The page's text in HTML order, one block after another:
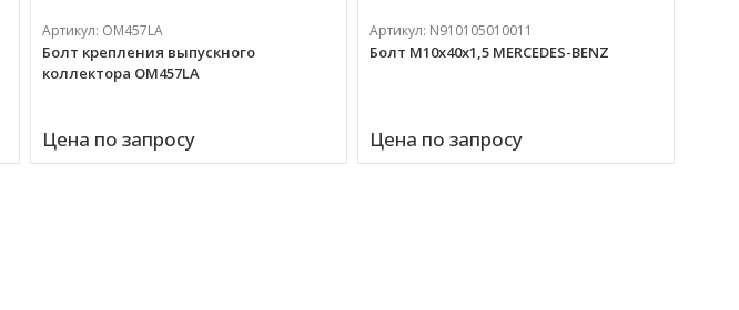
Артикул: ОМ457LA
Болт крепления выпускного
коллектора ОМ457LA
Цена по запросу
Артикул: N910105010011
Болт М10х40х1,5 MERCEDES-BENZ
Цена по запросу